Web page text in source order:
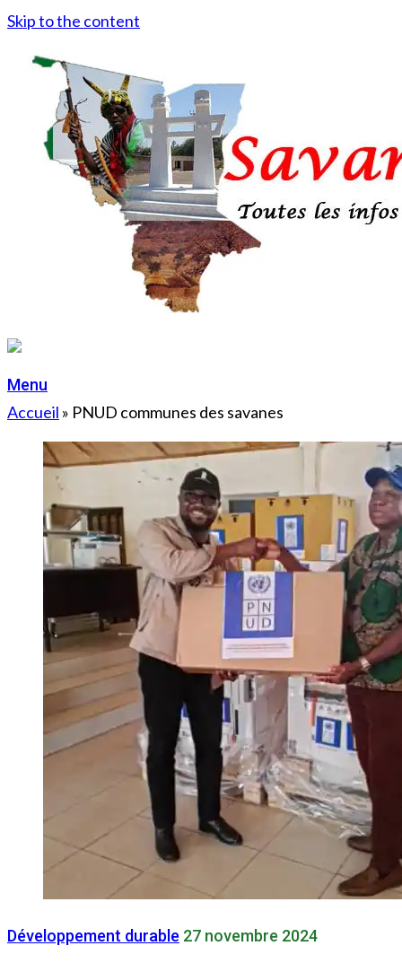
Skip to the content
Menu
Accueil » PNUD communes des savanes
Développement durable 27 novembre 2024